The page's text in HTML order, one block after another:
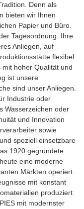
Denn als
bieten wir Ihnen
Papier und Büro.
Tagesordnung. Ihre
Anliegen, auf
flexibel
hoher Qualität und
ist unsere
sind unser Anliegen.
Industrie oder
Wasserzeichen oder
und Innovation
sowie
speziell einsetzbare
1920 gegründete
eine moderne
Märkten operiert
mit konstant
produziert
mit modernster